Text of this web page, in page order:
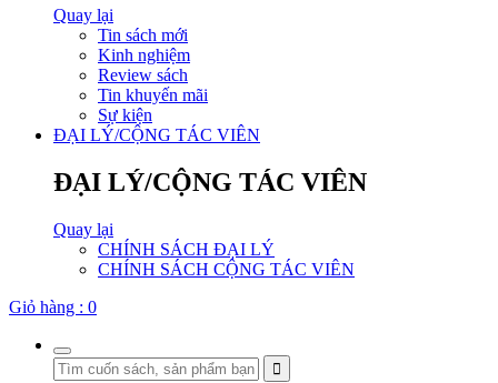
Quay lại
Tin sách mới
Kinh nghiệm
Review sách
Tin khuyến mãi
Sự kiện
ĐẠI LÝ/CỘNG TÁC VIÊN
ĐẠI LÝ/CỘNG TÁC VIÊN
Quay lại
CHÍNH SÁCH ĐẠI LÝ
CHÍNH SÁCH CỘNG TÁC VIÊN
Giỏ hàng : 0